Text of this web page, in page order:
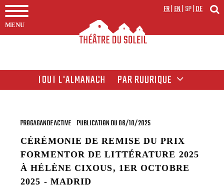
MENU
FR|EN|SP|DE
TOUT L'ALMANACH PAR RUBRIQUE
PROGAGANDE ACTIVE PUBLICATION DU 06/10/2025
CÉRÉMONIE DE REMISE DU PRIX
FORMENTOR DE LITTÉRATURE 2025
À HÉLÈNE CIXOUS, 1ER OCTOBRE
2025 - MADRID